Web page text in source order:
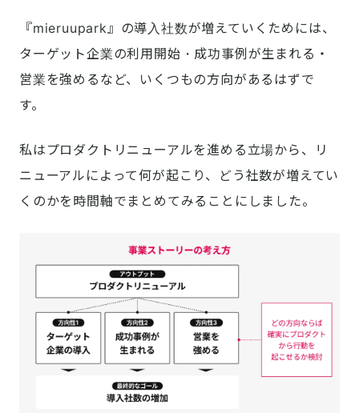
『mieruupark』の導入社数が増えていくためには、
ターゲット企業の利用開始・成功事例が生まれる・
営業を強めるなど、いくつもの方向があるはずで
す。
私はプロダクトリニューアルを進める立場から、リ
ニューアルによって何が起こり、どう社数が増えてい
くのかを時間軸でまとめてみることにしました。